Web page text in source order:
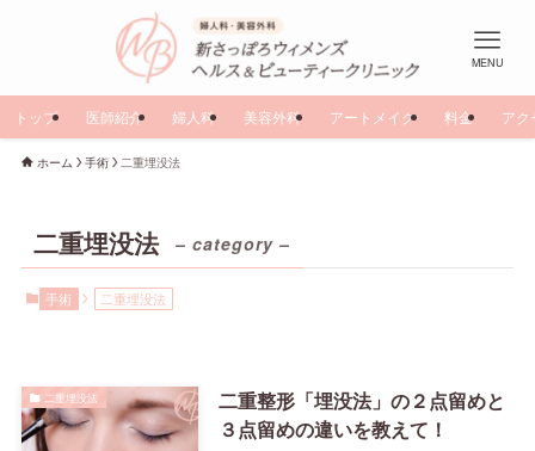
MENU
トップ 医師紹介 婦人科 美容外科 アートメイク 料金 アク
ホーム 手術 二重埋没法
二重埋没法 – category –
手術 二重埋没法
二重埋没法
二重整形「埋没法」の２点留めと
３点留めの違いを教えて！